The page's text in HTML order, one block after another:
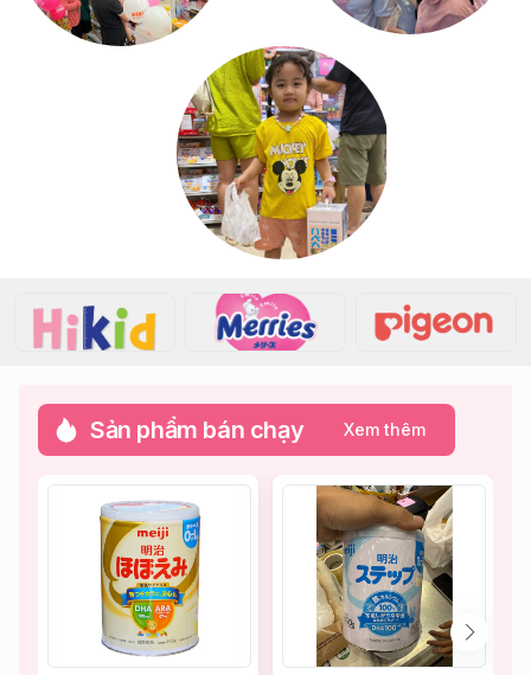
Sản phẩm bán chạy Xem thêm